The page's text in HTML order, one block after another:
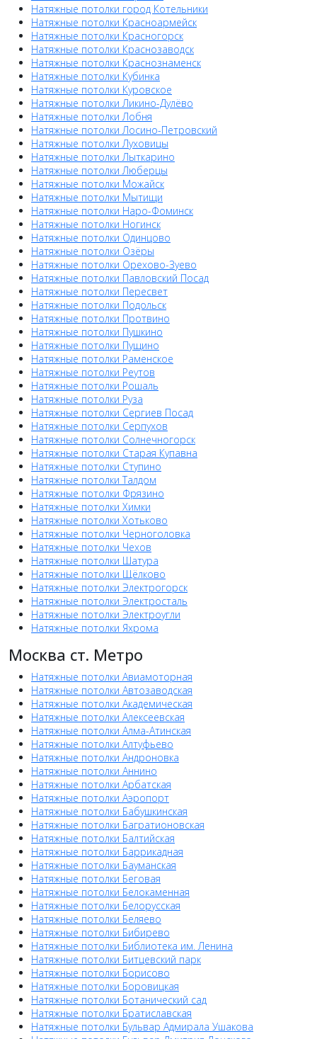
Натяжные потолки город Котельники
Натяжные потолки Красноармейск
Натяжные потолки Красногорск
Натяжные потолки Краснозаводск
Натяжные потолки Краснознаменск
Натяжные потолки Кубинка
Натяжные потолки Куровское
Натяжные потолки Ликино-Дулёво
Натяжные потолки Лобня
Натяжные потолки Лосино-Петровский
Натяжные потолки Луховицы
Натяжные потолки Лыткарино
Натяжные потолки Люберцы
Натяжные потолки Можайск
Натяжные потолки Мытищи
Натяжные потолки Наро-Фоминск
Натяжные потолки Ногинск
Натяжные потолки Одинцово
Натяжные потолки Озёры
Натяжные потолки Орехово-Зуево
Натяжные потолки Павловский Посад
Натяжные потолки Пересвет
Натяжные потолки Подольск
Натяжные потолки Протвино
Натяжные потолки Пушкино
Натяжные потолки Пущино
Натяжные потолки Раменское
Натяжные потолки Реутов
Натяжные потолки Рошаль
Натяжные потолки Руза
Натяжные потолки Сергиев Посад
Натяжные потолки Серпухов
Натяжные потолки Солнечногорск
Натяжные потолки Старая Купавна
Натяжные потолки Ступино
Натяжные потолки Талдом
Натяжные потолки Фрязино
Натяжные потолки Химки
Натяжные потолки Хотьково
Натяжные потолки Черноголовка
Натяжные потолки Чехов
Натяжные потолки Шатура
Натяжные потолки Щёлково
Натяжные потолки Электрогорск
Натяжные потолки Электросталь
Натяжные потолки Электроугли
Натяжные потолки Яхрома
Москва ст. Метро
Натяжные потолки Авиамоторная
Натяжные потолки Автозаводская
Натяжные потолки Академическая
Натяжные потолки Алексеевская
Натяжные потолки Алма-Атинская
Натяжные потолки Алтуфьево
Натяжные потолки Андроновка
Натяжные потолки Аннино
Натяжные потолки Арбатская
Натяжные потолки Аэропорт
Натяжные потолки Бабушкинская
Натяжные потолки Багратионовская
Натяжные потолки Балтийская
Натяжные потолки Баррикадная
Натяжные потолки Бауманская
Натяжные потолки Беговая
Натяжные потолки Белокаменная
Натяжные потолки Белорусская
Натяжные потолки Беляево
Натяжные потолки Бибирево
Натяжные потолки Библиотека им. Ленина
Натяжные потолки Битцевский парк
Натяжные потолки Борисово
Натяжные потолки Боровицкая
Натяжные потолки Ботанический сад
Натяжные потолки Братиславская
Натяжные потолки Бульвар Адмирала Ушакова